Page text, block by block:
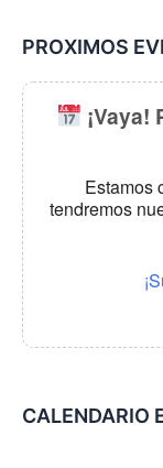
PROXIMOS
Estamos
tendremos
CALENDARIO